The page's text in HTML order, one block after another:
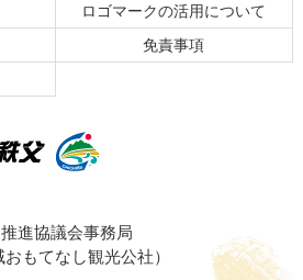
ロゴマークの活用について
免責事項
父
進協議会事務局
もてなし観光公社）